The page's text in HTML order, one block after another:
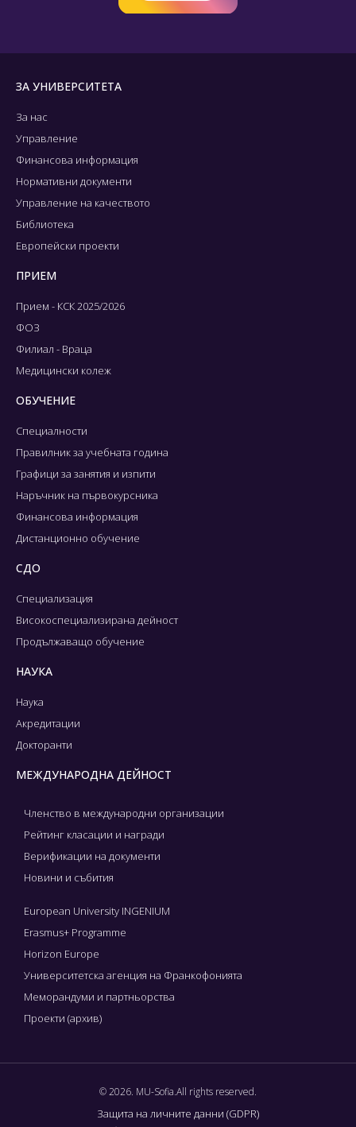
ЗА УНИВЕРСИТЕТА
За нас
Управление
Финансова информация
Нормативни документи
Управление на качеството
Библиотека
Европейски проекти
ПРИЕМ
Прием - КСК 2025/2026
ФОЗ
Филиал - Враца
Медицински колеж
ОБУЧЕНИЕ
Специалности
Правилник за учебната година
Графици за занятия и изпити
Наръчник на първокурсника
Финансова информация
Дистанционно обучение
СДО
Специализация
Високоспециализирана дейност
Продължаващо обучение
НАУКА
Наука
Акредитации
Докторанти
МЕЖДУНАРОДНА ДЕЙНОСТ
Членство в международни организации
Рейтинг класации и награди
Верификации на документи
Новини и събития
European University INGENIUM
Erasmus+ Programme
Horizon Europe
Университетска агенция на Франкофонията
Меморандуми и партньорства
Проекти (архив)
© 2026. MU-Sofia.All rights reserved.
Защита на личните данни (GDPR)